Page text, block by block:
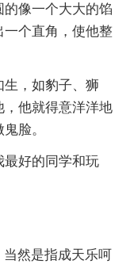
像一个大大的馅
个直角，使他整
，如豹子、狮
他就得意洋洋地
脸。
最好的同学和玩
当然是指成天乐呵